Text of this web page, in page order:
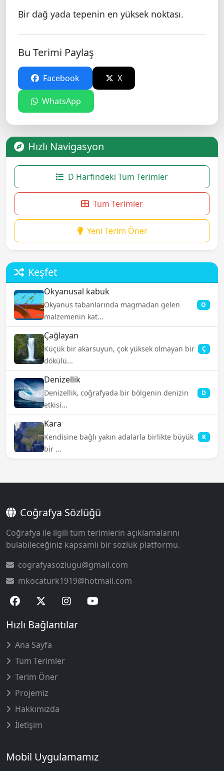
Bir dağ yada tepenin en yüksek noktası.
Bu Terimi Paylaş
Facebook X
WhatsApp
Hızlı Navigasyon
D Harfindeki Tüm Terimler
Tüm Terimler
Yeni Terim Öner
Keşfet
Okyanusal kabuk
Okyanus tabanlarında magmadan gelen
malzemenin kat...
O
Çağlayan
Küçük bir akarsuyun, çok yüksek olmayan bir
dökülü...
Ç
Denizellik
Denizellik, coğrafyada bir bölgenin denizin
etkisi...
D
Kara
Kendisine bağlı yakın adalarla birlikte büyük
bir ...
K
Coğrafya Sözlüğü
Coğrafya ile ilgili tüm terimlerin açıklamalarını
bulabileceğiniz kapsamlı bir sözlük platformu.
cografyasozlugu@gmail.com
mkocaturk1919@hotmail.com
Hızlı Bağlantılar
Ana Sayfa
Tüm Terimler
Terim Öner
Projemiz
Hakkımızda
İletişim
Mobil Uygulamamız